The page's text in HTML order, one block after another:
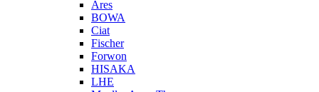
Ares
BOWA
Ciat
Fischer
Forwon
HISAKA
LHE